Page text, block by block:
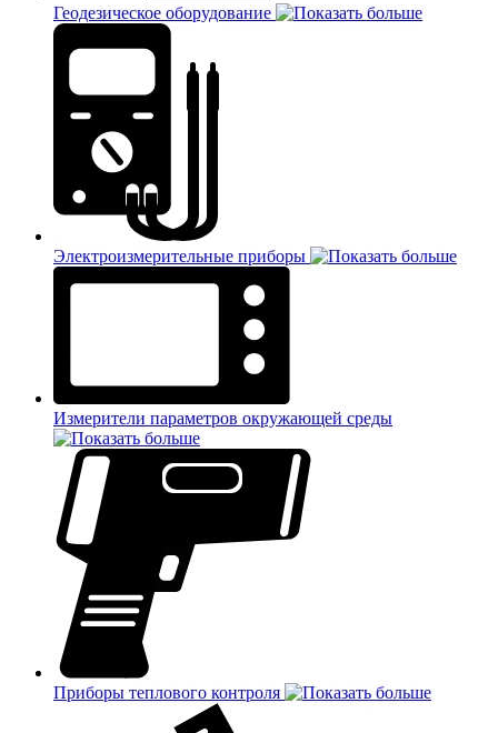
Геодезическое оборудование
Электроизмерительные приборы
Измерители параметров окружающей среды
Приборы теплового контроля